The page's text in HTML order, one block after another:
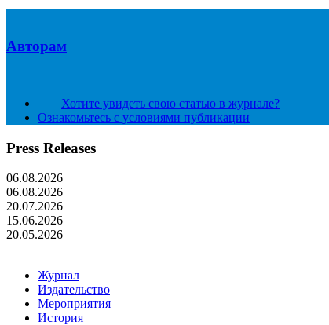
Авторам
Хотите увидеть свою статью в журнале?
Ознакомьтесь с условиями публикации
Press Releases
06.08.2026
06.08.2026
20.07.2026
15.06.2026
20.05.2026
Журнал
Издательство
Мероприятия
История